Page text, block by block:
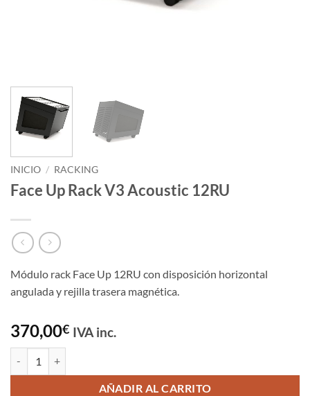
INICIO / RACKING
Face Up Rack V3 Acoustic 12RU
370,00€ IVA inc.
Módulo rack Face Up 12RU con disposición horizontal
angulada y rejilla trasera magnética.
AÑADIR AL CARRITO